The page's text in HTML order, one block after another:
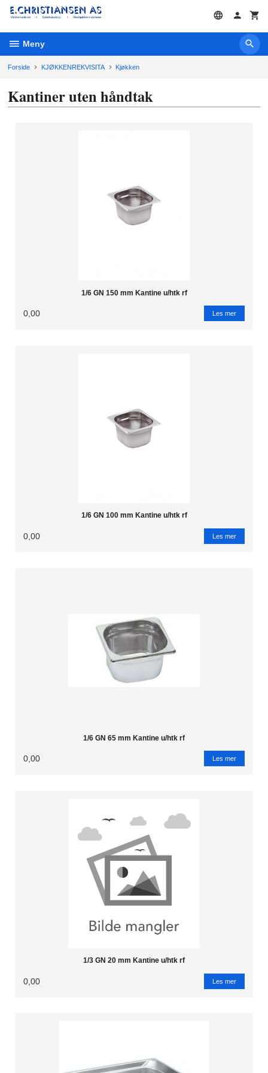
Gå
innholdet
Meny
Forside KJØKKENREKVISITA Kjøkken
Kantiner uten håndtak
1/6 GN 150 mm Kantine u/htk rf
0,00 Les mer
1/6 GN 100 mm Kantine u/htk rf
0,00 Les mer
1/6 GN 65 mm Kantine u/htk rf
0,00 Les mer
1/3 GN 20 mm Kantine u/htk rf
0,00 Les mer